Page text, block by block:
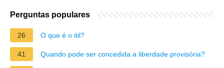
Perguntas populares
26 O que é o itil?
41 Quando pode ser concedida a liberdade provisória?